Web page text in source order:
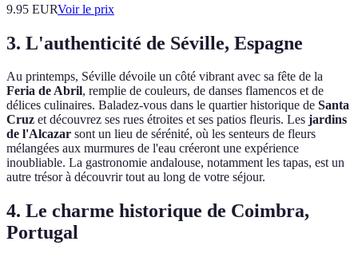
9.95 EURVoir le prix
3. L'authenticité de Séville, Espagne
Au printemps, Séville dévoile un côté vibrant avec sa fête de la
Feria de Abril, remplie de couleurs, de danses flamencos et de
délices culinaires. Baladez-vous dans le quartier historique de Santa
Cruz et découvrez ses rues étroites et ses patios fleuris. Les jardins
de l'Alcazar sont un lieu de sérénité, où les senteurs de fleurs
mélangées aux murmures de l'eau créeront une expérience
inoubliable. La gastronomie andalouse, notamment les tapas, est un
autre trésor à découvrir tout au long de votre séjour.
4. Le charme historique de Coimbra,
Portugal